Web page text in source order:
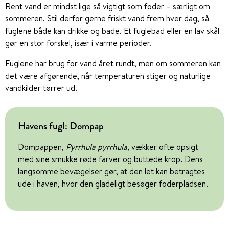
Rent vand er mindst lige så vigtigt som foder – særligt om
sommeren. Stil derfor gerne friskt vand frem hver dag, så
fuglene både kan drikke og bade. Et fuglebad eller en lav skål
gør en stor forskel, især i varme perioder.
Fuglene har brug for vand året rundt, men om sommeren kan
det være afgørende, når temperaturen stiger og naturlige
vandkilder tørrer ud.
Havens fugl: Dompap
Dompappen, Pyrrhula pyrrhula, vækker ofte opsigt
med sine smukke røde farver og buttede krop. Dens
langsomme bevægelser gør, at den let kan betragtes
ude i haven, hvor den gladeligt besøger foderpladsen.